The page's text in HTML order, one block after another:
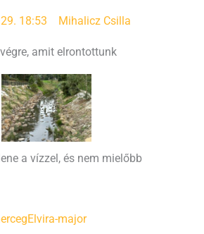
18:53 Mihalicz Csilla
amit elrontottunk
a vízzel, és nem mielőbb
Elvira-major